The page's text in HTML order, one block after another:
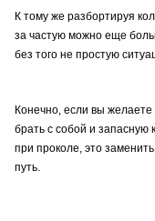
К тому же разбортируя
за частую можно еще
без того не простую
Конечно, если вы желаете
брать с собой и запасную
при проколе, это
путь.